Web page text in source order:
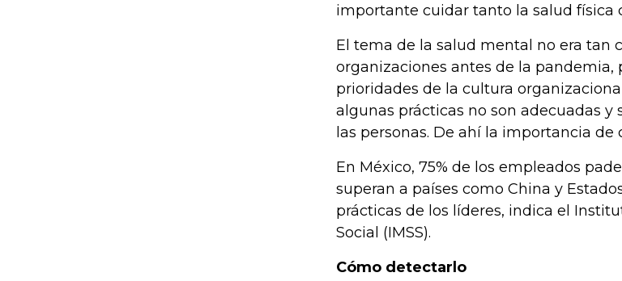
importante cuidar tanto la salud física
El tema de la salud mental no era tan
organizaciones antes de la pandemia,
prioridades de la cultura
algunas prácticas no son adecuadas
las personas. De ahí la importancia
En México, 75% de los empleados
superan a países como China y
prácticas de los líderes, indica el
Social (IMSS).
Cómo detectarlo